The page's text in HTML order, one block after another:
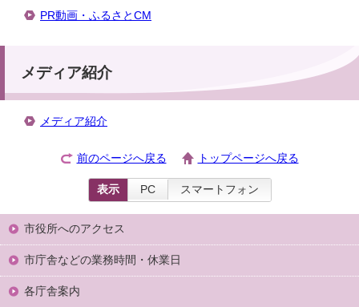
PR動画・ふるさとCM
メディア紹介
メディア紹介
前のページへ戻る トップページへ戻る
表示 PC スマートフォン
市役所へのアクセス
市庁舎などの業務時間・休業日
各庁舎案内